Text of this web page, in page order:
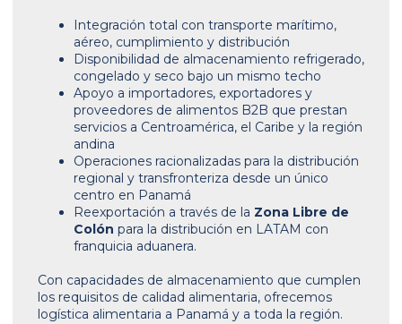
Integración total con transporte marítimo,
aéreo, cumplimiento y distribución
Disponibilidad de almacenamiento refrigerado,
congelado y seco bajo un mismo techo
Apoyo a importadores, exportadores y
proveedores de alimentos B2B que prestan
servicios a Centroamérica, el Caribe y la región
andina
Operaciones racionalizadas para la distribución
regional y transfronteriza desde un único
centro en Panamá
Reexportación a través de la Zona Libre de
Colón para la distribución en LATAM con
franquicia aduanera.
Con capacidades de almacenamiento que cumplen
los requisitos de calidad alimentaria, ofrecemos
logística alimentaria a Panamá y a toda la región.